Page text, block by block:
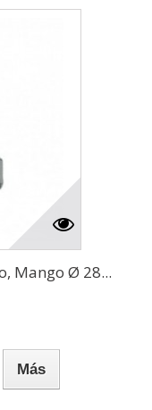
Mango Ø 28...
Más